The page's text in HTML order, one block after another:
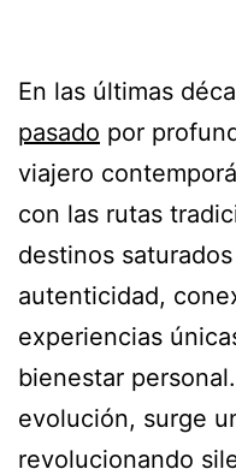
En las últimas
pasado por
viajero
con las rutas
destinos
autenticidad,
experiencias
bienestar
evolución, surge
revolucionando